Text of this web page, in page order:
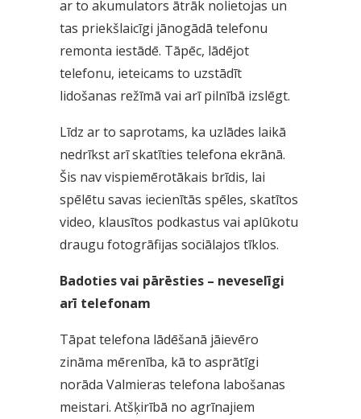
ar to akumulators ātrāk nolietojas un
tas priekšlaicīgi jānogādā telefonu
remonta iestādē. Tāpēc, lādējot
telefonu, ieteicams to uzstādīt
lidošanas režīmā vai arī pilnībā izslēgt.
Līdz ar to saprotams, ka uzlādes laikā
nedrīkst arī skatīties telefona ekrānā.
Šis nav vispiemērotākais brīdis, lai
spēlētu savas iecienītās spēles, skatītos
video, klausītos podkastus vai aplūkotu
draugu fotogrāfijas sociālajos tīklos.
Badoties vai pārēsties – neveselīgi
arī telefonam
Tāpat telefona lādēšanā jāievēro
zināma mērenība, kā to asprātīgi
norāda Valmieras telefona labošanas
meistari. Atšķirībā no agrīnajiem